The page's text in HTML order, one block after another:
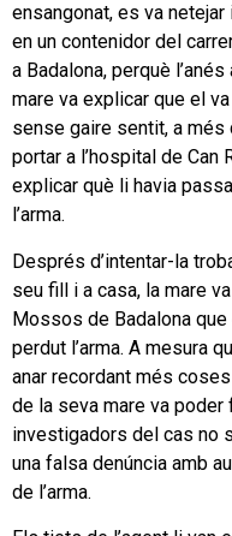
ensangonat, es va
en un contenidor del
a Badalona, perquè
mare va explicar que el
sense gaire sentit, a més
portar a l’hospital de Can
explicar què li havia
l’arma.
Després d’intentar-la
seu fill i a casa, la mare
Mossos de Badalona
perdut l’arma. A mesura
anar recordant més
de la seva mare va poder
investigadors del cas no
una falsa denúncia amb
de l’arma.